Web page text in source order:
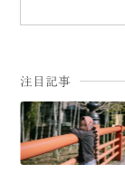
注目記事